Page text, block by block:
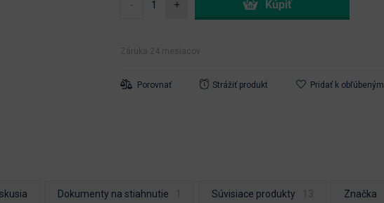
- +
Záruka 24 mesiacov
Porovnať Strážiť produkt Pridať k obľúbeným
Dokumenty na stiahnutie Súvisiace produkty Značka